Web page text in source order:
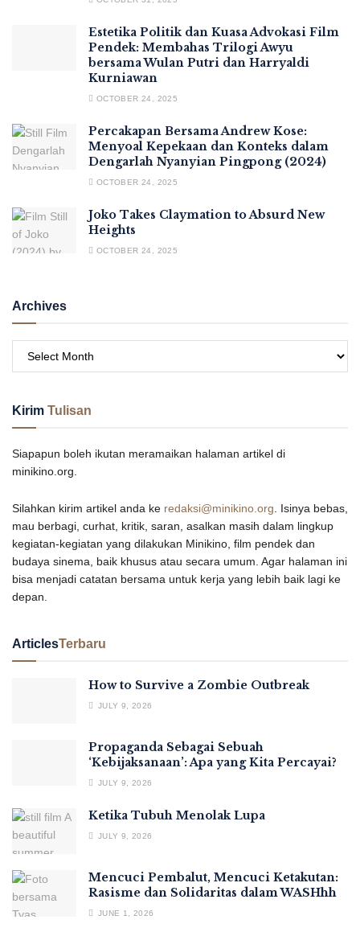
Estetika Politik dan Kuasa Advokasi Film
Pendek: Membahas Trilogi Awyu
bersama Wulan Putri dan Harryaldi
Kurniawan
OCTOBER 24, 2025
Percakapan Bersama Andrew Kose:
Menyoal Kepekaan dan Konteks dalam
Dengarlah Nyanyian Pingpong (2024)
OCTOBER 24, 2025
Joko Takes Claymation to Absurd New
Heights
OCTOBER 24, 2025
Archives
Kirim Tulisan
Siapapun boleh ikutan meramaikan halaman artikel di
minikino.org.
Silahkan kirim artikel anda ke redaksi@minikino.org . Isinya bebas,
mau berbagi, curhat, kritik, saran, asalkan masih dalam lingkup
kegiatan-kegiatan yang dilakukan Minikino, film pendek dan
budaya sinema, baik khusus atau secara umum. Agar halaman ini
bisa menjadi catatan bersama untuk kerja yang lebih baik lagi ke
depan.
ArticlesTerbaru
How to Survive a Zombie Outbreak
JULY 9, 2026
Propaganda Sebagai Sebuah
‘Kebijaksanaan’: Apa yang Kita Percayai?
JULY 9, 2026
Ketika Tubuh Menolak Lupa
JULY 9, 2026
Mencuci Pembalut, Mencuci Ketakutan:
Rasisme dan Solidaritas dalam WASHhh
JUNE 1, 2026